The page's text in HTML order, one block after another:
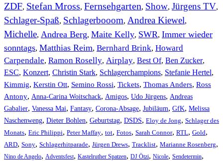
ZDF, Stefan Mross, Fernsehgarten, Show, Jürgens TV,
Schlager-Spaß, Schlagerbooom, Andrea Kiewel,
Michelle, Andrea Berg, Maite Kelly, SWR, Immer wieder
sonntags, Matthias Reim, Bernhard Brink, Howard
Carpendale, Ramon Roselly, Airplay, Best Of, Ben Zucker,
ESC, Konzert, Christin Stark, Schlagerchampions, Stefanie Hertel,
Kimmig, Kerstin Ott, Semino Rossi, Tickets, Thomas Anders, Ross
Antony, Anna-Carina Woitschack, Amigos, Udo Jürgens, Andreas
Gabalier, Vanessa Mai, Fantasy, Corona-Absage, Jubiläum, GfK, Melissa
Naschenweng, Dieter Bohlen, Geburtstag, DSDS, Eloy de Jong, Schlager des
Monats, Eric Philippi, Peter Maffay, tot, Fotos, Sarah Connor, RTL, Gold,
ARD, Sony, Schlagerhitparade, Jürgen Drews, Tracklist, Marianne Rosenberg,
Nino de Angelo, Adventsfest, Kastelruther Spatzen, DJ Ötzi, Nicole, Sendetermin,